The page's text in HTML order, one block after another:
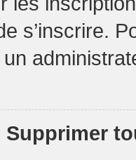
s’inscrire.
Supprimer